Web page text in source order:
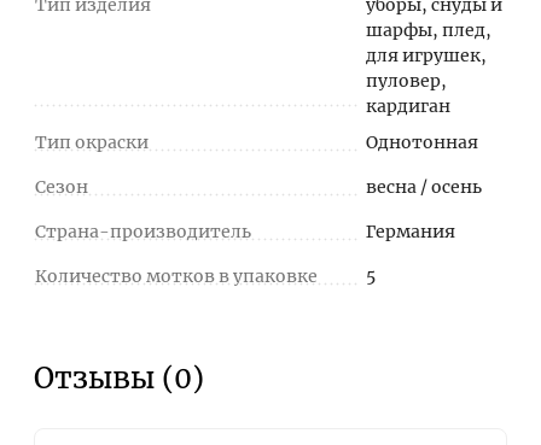
Тип изделия
уборы, снуды и
шарфы, плед,
для игрушек,
пуловер,
кардиган
Тип окраски
Однотонная
Сезон весна / осень
Страна-производитель Германия
Количество мотков в упаковке 5
Отзывы (0)